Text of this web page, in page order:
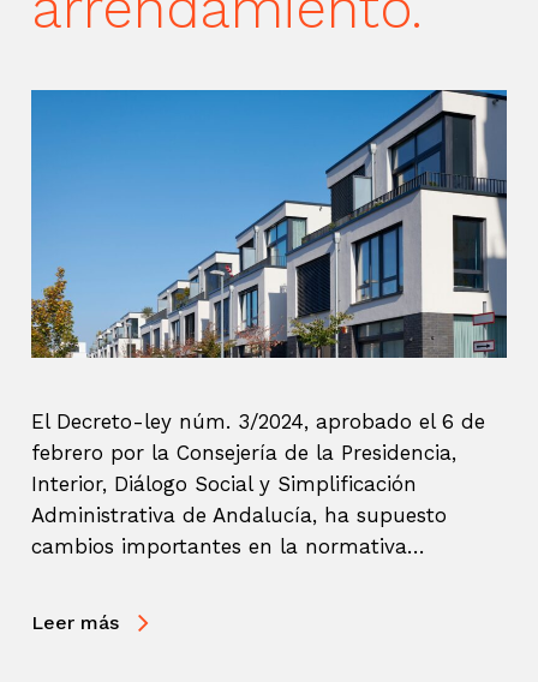
El Decreto-ley núm. 3/2024, aprobado el 6 de
febrero por la Consejería de la Presidencia,
Interior, Diálogo Social y Simplificación
Administrativa de Andalucía, ha supuesto
cambios importantes en la normativa…
Leer más